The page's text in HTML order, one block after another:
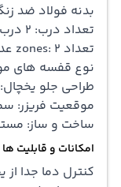
بدنه فولاد ضد
تعداد درب: 2 درب
تعداد zones: 2 عدد
نوع قفسه های
طراحی جلو
موقعیت فریزر:
ساخت و ساز:
امکانات و قابلیت ها Facilities
کنترل دما جدا از